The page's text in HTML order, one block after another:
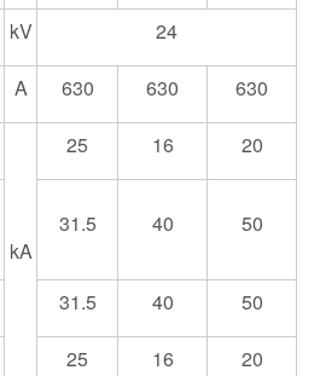
kV 24
A 630 630 630
kA
25 16 20
31.5 40 50
31.5 40 50
25 16 20